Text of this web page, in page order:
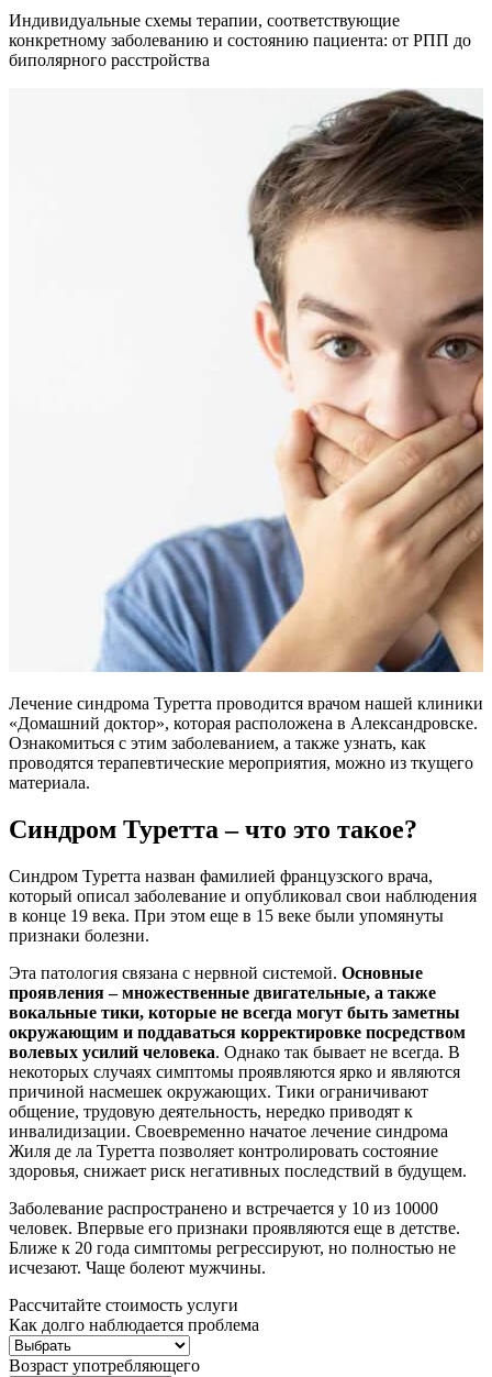
Индивидуальные схемы терапии, соответствующие
конкретному заболеванию и состоянию пациента: от РПП до
биполярного расстройства
Лечение синдрома Туретта проводится врачом нашей клиники
«Домашний доктор», которая расположена в Александровске.
Ознакомиться с этим заболеванием, а также узнать, как
проводятся терапевтические мероприятия, можно из ткущего
материала.
Синдром Туретта – что это такое?
Синдром Туретта назван фамилией французского врача,
который описал заболевание и опубликовал свои наблюдения
в конце 19 века. При этом еще в 15 веке были упомянуты
признаки болезни.
Эта патология связана с нервной системой. Основные
проявления – множественные двигательные, а также
вокальные тики, которые не всегда могут быть заметны
окружающим и поддаваться корректировке посредством
волевых усилий человека. Однако так бывает не всегда. В
некоторых случаях симптомы проявляются ярко и являются
причиной насмешек окружающих. Тики ограничивают
общение, трудовую деятельность, нередко приводят к
инвалидизации. Своевременно начатое лечение синдрома
Жиля де ла Туретта позволяет контролировать состояние
здоровья, снижает риск негативных последствий в будущем.
Заболевание распространено и встречается у 10 из 10000
человек. Впервые его признаки проявляются еще в детстве.
Ближе к 20 года симптомы регрессируют, но полностью не
исчезают. Чаще болеют мужчины.
Рассчитайте стоимость услуги
Как долго наблюдается проблема
Возраст употребляющего